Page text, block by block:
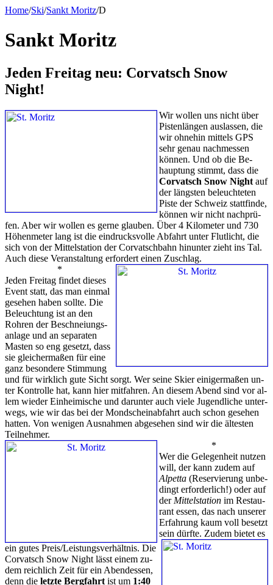
Home/Ski/Sank­t Mo­ritz/D
Sankt Mo­ritz
Je­den Frei­tag neu: Cor­vatsch Snow
Night!
Wir wol­len uns nicht über
Pis­ten­län­gen aus­las­sen, die
wir oh­ne­hin mit­tels GPS
sehr ge­nau nach­mes­sen
kön­nen. Und ob die Be­
haup­tung stimmt, dass die
Cor­vatsch Snow Night auf
der längs­ten be­leuch­te­ten
Pis­te der Schweiz statt­fin­de,
kön­nen wir nicht nach­prü­
fen. Aber wir wol­len es ger­ne glau­ben. Über 4 Ki­lo­me­ter und 730
Hö­hen­me­ter lang ist die ein­drucks­vol­le Ab­fahrt un­ter Flut­licht, die
sich von der Mit­tel­sta­ti­on der Cor­vatsch­bahn hin­un­ter zieht ins Tal.
Auch die­se Ver­an­stal­tung er­for­dert einen Zu­schlag.
*
Je­den Frei­tag fin­det die­ses
Event statt, das man ein­mal
ge­se­hen ha­ben soll­te. Die
Be­leuch­tung ist an den
Roh­ren der Be­schnei­ungs­
an­la­ge und an se­pa­ra­ten
Mas­ten so eng ge­setzt, dass
sie glei­cher­ma­ßen für ei­ne
ganz be­son­de­re Stim­mung
und für wirk­lich gu­te Sicht sorgt. Wer sei­ne Skier ei­ni­ger­ma­ßen un­
ter Kon­trol­le hat, kann hier mit­fah­ren. An die­sem Abend sind vor al­
lem wie­der Ein­hei­mi­sche und dar­un­ter auch vie­le Ju­gend­li­che un­ter­
wegs, wie wir das bei der Mond­schein­ab­fahrt auch schon ge­se­hen
hat­ten. Von we­ni­gen Aus­nah­men ab­ge­se­hen sind wir die äl­tes­ten
Teil­neh­mer.
*
Wer die Ge­le­gen­heit nut­zen
will, der kann zu­dem auf
Al­pet­ta (Re­ser­vie­rung un­be­
dingt er­for­der­lich!) oder auf
der Mit­tel­sta­ti­on im Re­stau­
rant es­sen, das nach un­se­rer
Er­fah­rung kaum voll be­setzt
sein dürf­te. Zu­dem bie­tet es
ein gu­tes Preis/Leis­tungs­ver­hält­nis. Die
Cor­vatsch Snow Night lässt ei­nem zu­
dem reich­lich Zeit für ein Abendes­sen,
denn die letz­te Berg­fahrt ist um 1:40